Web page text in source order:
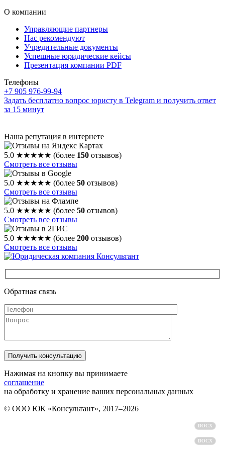
О компании
Управляющие партнеры
Нас рекомендуют
Учредительные документы
Успешные юридические кейсы
Презентация компании PDF
Телефоны
+7 905 976-99-94
Задать бесплатно вопрос юристу в Telegram и получить ответ
за 15 минут
Наша репутация в интернете
5.0 ★★★★★ (более 150 отзывов)
Смотреть все отзывы
5.0 ★★★★★ (более 50 отзывов)
Смотреть все отзывы
5.0 ★★★★★ (более 50 отзывов)
Смотреть все отзывы
5.0 ★★★★★ (более 200 отзывов)
Смотреть все отзывы
Обратная связь
Нажимая на кнопку вы принимаете
соглашение
на обработку и хранение ваших персональных данных
© ООО ЮК «Консультант», 2017–2026
DOCX
DOCX